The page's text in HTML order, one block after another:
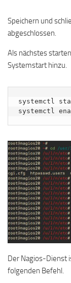
Speichern und
abgeschlossen.
Als nächstes
Systemstart hinzu.
systemctl
systemctl
Der Nagios-Dienst
folgenden Befehl.